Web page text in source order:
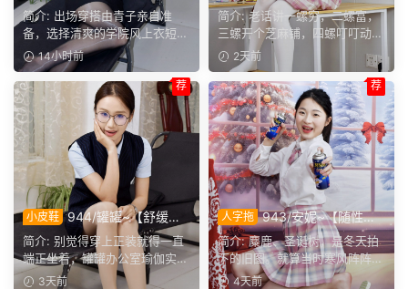
备】来看青子亲自准备的整套
穿搭，经典学院风上身，这套
上身效果很合意。
简介: 出场穿搭由青子亲自准
备，选择清爽的学院风上衣短
裙。两双同款材质的袜子，...
14小时前
传】提起手指螺纹的老话，不
少人小时候都听过，大家还能
回忆起几句？
简介: 老话讲一螺穷，二螺富，
三螺开个芝麻铺，四螺叮叮动，
五螺挑屎桶。和双双聊...
2天前
小皮鞋 944/罐罐~【舒缓筋
骨】谁说正装不方便舒展肢
体，干练得体的职场装束，练
瑜伽完全不受影响。
简介: 别觉得穿上正装就得一直
端正坐着，罐罐办公室瑜伽实拍
来啦。就算一身正装，...
3天前
荐
人字拖 943/安妮~【随性悦
己】不必被季节左右穿搭，喜
欢没有时间界限，无论什么时
候，都可以穿上小裙子
简介: 麋鹿、圣诞树，是冬天拍
下的旧图。就算当时寒风阵阵，
也少不了学院风百褶裙...
4天前
荐